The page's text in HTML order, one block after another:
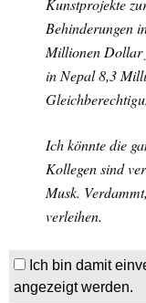
Kunstprojekte
Behinderungen
Millionen Dollar
in Nepal 8,3
Ich könnte die
Kollegen sind
Musk.
verleihen.
Ich bin damit
angezeigt werden.